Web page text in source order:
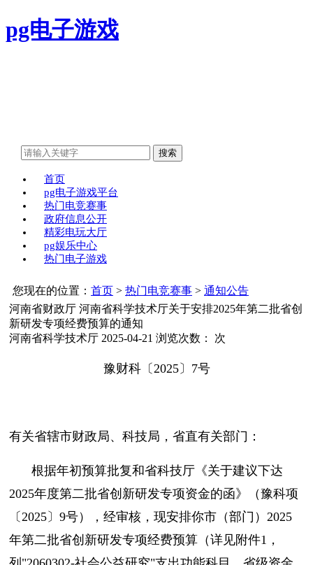
pg电子游戏
首页
pg电子游戏平台
热门电竞赛事
政府信息公开
精彩电玩大厅
pg娱乐中心
热门电子游戏
您现在的位置： 首页 > 热门电竞赛事 > 通知公告
河南省财政厅 河南省科学技术厅关于安排2025年第二批省创
新研发专项经费预算的通知
河南省科学技术厅 2025-04-21 浏览次数： 次
豫财科〔2025〕7号
有关省辖市财政局、科技局，省直有关部门：
根据年初预算批复和省科技厅《关于建议下达
2025年度第二批省创新研发专项资金的函》（豫科项
〔2025〕9号），经审核，现安排你市（部门）2025
年第二批省创新研发专项经费预算（详见附件1，